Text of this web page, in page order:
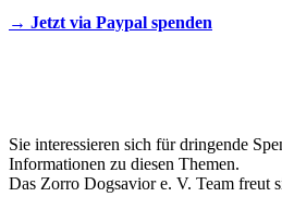
→ Jetzt via Paypal spenden
Sie interessieren sich für dringende
Informationen zu diesen Themen.
Das Zorro Dogsavior e. V. Team freut